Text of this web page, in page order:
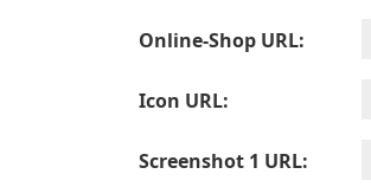
Online-Shop URL:
Icon URL:
Screenshot 1 URL: